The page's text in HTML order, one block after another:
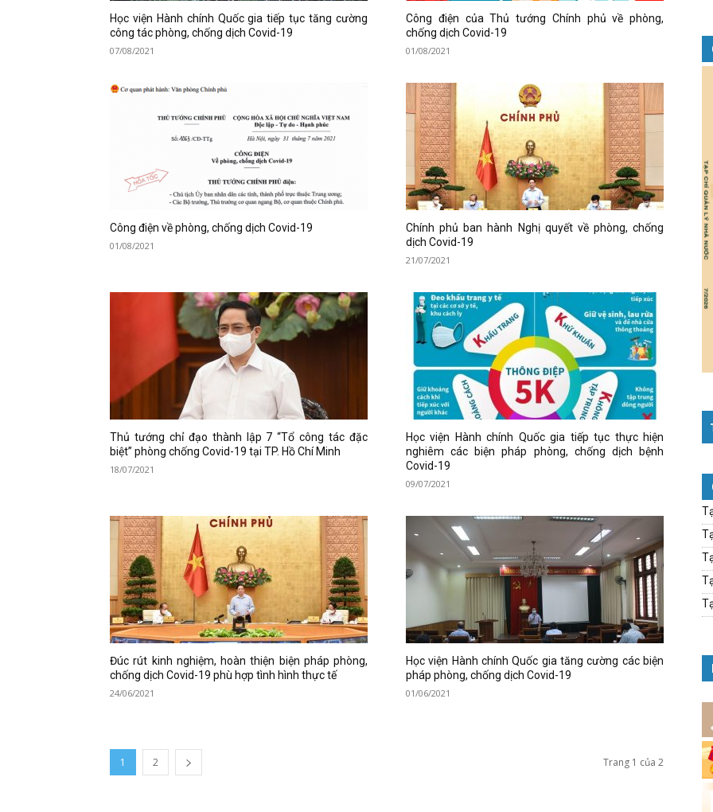
nước
Học viện Hành chính Quốc gia tiếp tục tăng cường
công tác phòng, chống dịch Covid-19
07/08/2021
Công điện của Thủ tướng Chính phủ về phòng,
chống dịch Covid-19
01/08/2021
Công điện về phòng, chống dịch Covid-19
01/08/2021
Chính phủ ban hành Nghị quyết về phòng, chống
dịch Covid-19
21/07/2021
Thủ tướng chỉ đạo thành lập 7 “Tổ công tác đặc
biệt” phòng chống Covid-19 tại TP. Hồ Chí Minh
18/07/2021
Học viện Hành chính Quốc gia tiếp tục thực hiện
nghiêm các biện pháp phòng, chống dịch bệnh
Covid-19
09/07/2021
Đúc rút kinh nghiệm, hoàn thiện biện pháp phòng,
chống dịch Covid-19 phù hợp tình hình thực tế
24/06/2021
Học viện Hành chính Quốc gia tăng cường các biện
pháp phòng, chống dịch Covid-19
01/06/2021
1 2 Trang 1 của 2